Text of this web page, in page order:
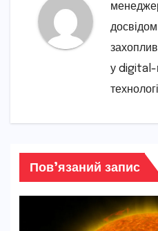
у digital-
Пов’язаний запис